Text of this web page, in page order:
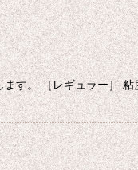
す。 ［レギュラー］